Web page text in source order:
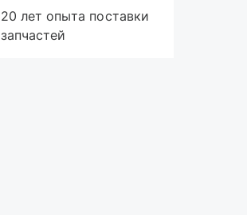
20 лет опыта поставки
запчастей